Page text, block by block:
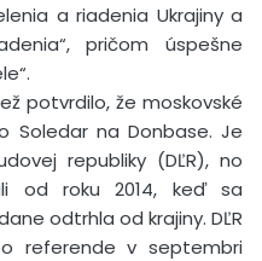
a riadenia Ukrajiny a
pričom úspešne
potvrdilo, že moskovské
Soledar na Donbase. Je
republiky (DĽR), no
od roku 2014, keď sa
odtrhla od krajiny. DĽR
referende v septembri